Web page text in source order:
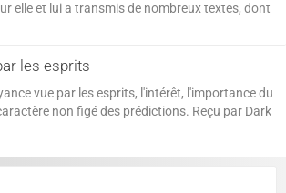
elle et lui a transmis de nombreux textes, dont
les esprits
vue par les esprits, l'intérêt, l'importance du
non figé des prédictions. Reçu par Dark